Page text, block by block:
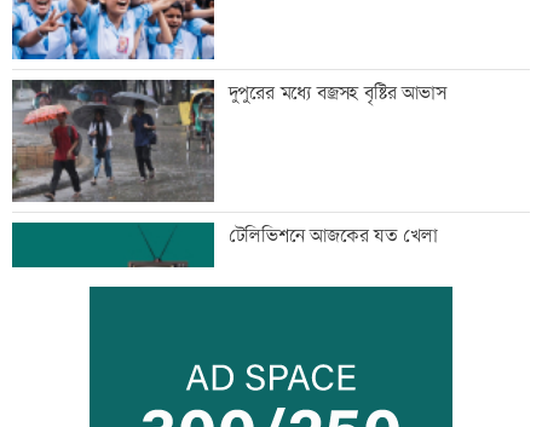
দুপুরের মধ্যে বজ্রসহ বৃষ্টির আভাস
টেলিভিশনে আজকের যত খেলা
সপ্তাহের শুরুতেই বিশ্ববাজারে বাড়ল তেলের
দাম